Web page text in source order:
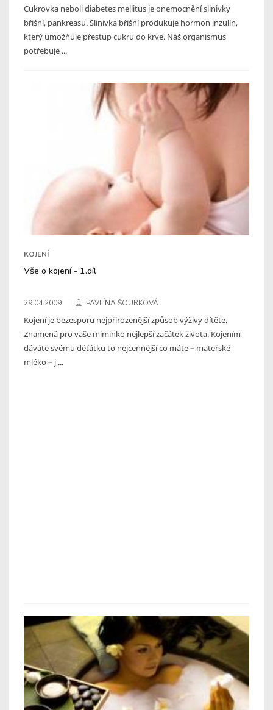
Cukrovka neboli diabetes mellitus je onemocnění slinivky
břišní, pankreasu. Slinivka břišní produkuje hormon inzulín,
který umožňuje přestup cukru do krve. Náš organismus
potřebuje ...
KOJENÍ
Vše o kojení - 1.díl
29.04.2009 PAVLÍNA ŠOURKOVÁ
Kojení je bezesporu nejpřirozenější způsob výživy dítěte.
Znamená pro vaše miminko nejlepší začátek života. Kojením
dáváte svému děťátku to nejcennější co máte – mateřské
mléko – j ...